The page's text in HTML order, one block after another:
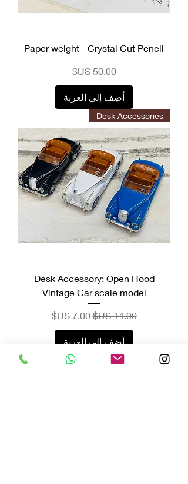
Paper weight - Crystal Cut Pencil
السعر‏50.00 US$
أضِف إلى العربة
Desk Accessories
Desk Accessory: Open Hood
Vintage Car scale model
سعر عادي‏14.00 US$ سعر البيع‏7.00 US$
أضِف إلى العربة